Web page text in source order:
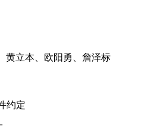
黄立本、欧阳勇、詹泽标
约定